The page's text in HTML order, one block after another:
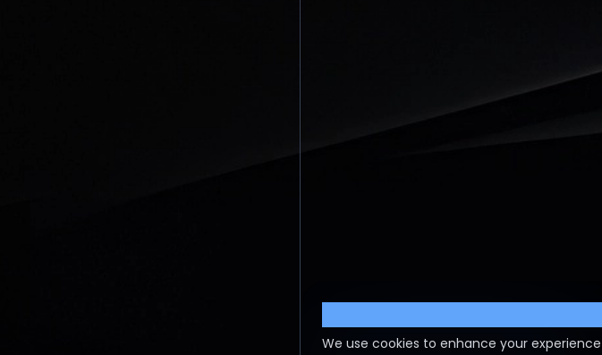
We use cookies to enhance your